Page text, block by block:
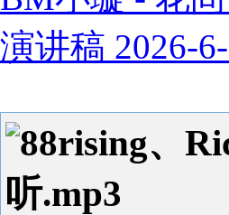
演讲稿 2026-
88rising、
听.mp3